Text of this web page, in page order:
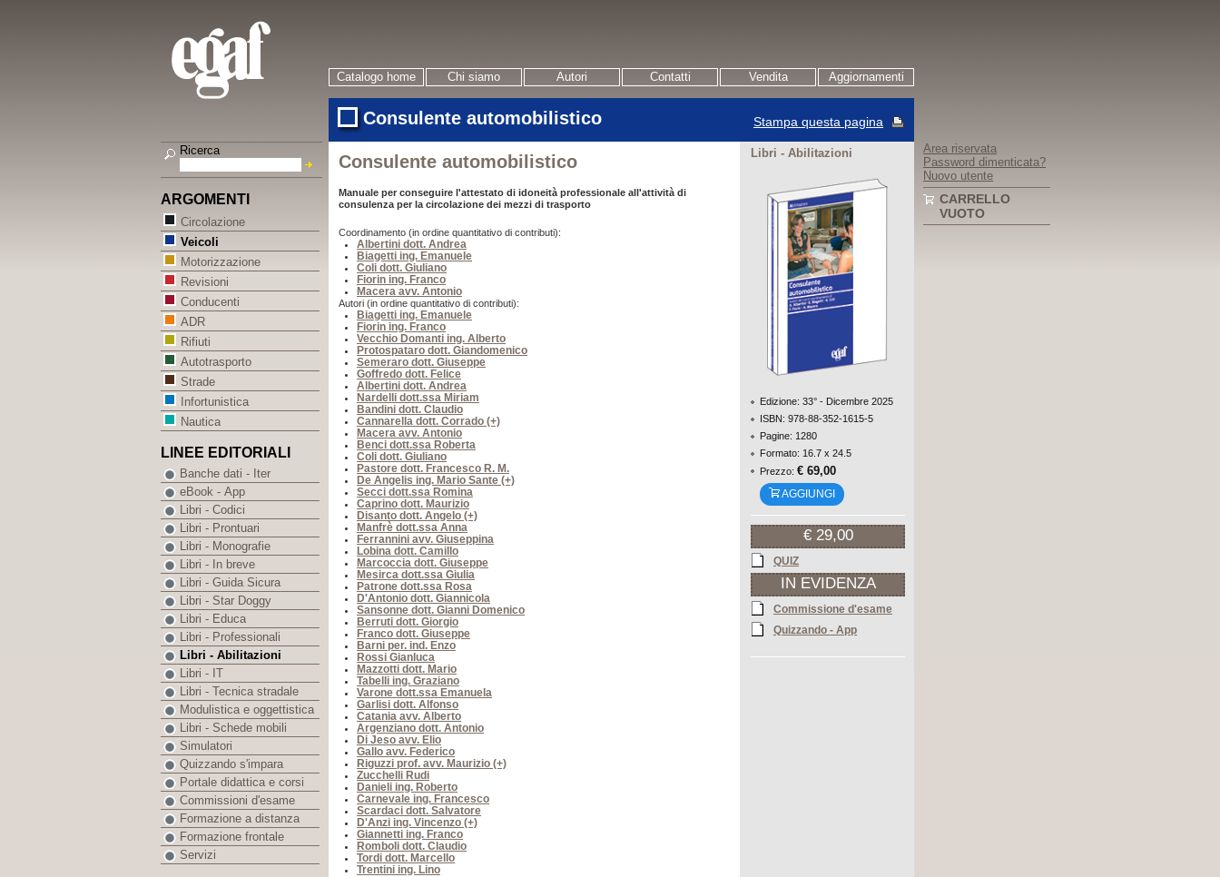
Catalogo home Chi siamo Autori Contatti Vendita Aggiornamenti
Consulente automobilistico Stampa questa pagina
Consulente automobilistico
Manuale per conseguire l'attestato di idoneità professionale all'attività di
consulenza per la circolazione dei mezzi di trasporto
Coordinamento (in ordine quantitativo di contributi):
Albertini dott. Andrea
Biagetti ing. Emanuele
Coli dott. Giuliano
Fiorin ing. Franco
Macera avv. Antonio
Autori (in ordine quantitativo di contributi):
Biagetti ing. Emanuele
Fiorin ing. Franco
Vecchio Domanti ing. Alberto
Protospataro dott. Giandomenico
Semeraro dott. Giuseppe
Goffredo dott. Felice
Albertini dott. Andrea
Nardelli dott.ssa Miriam
Bandini dott. Claudio
Cannarella dott. Corrado (+)
Macera avv. Antonio
Benci dott.ssa Roberta
Coli dott. Giuliano
Pastore dott. Francesco R. M.
De Angelis ing. Mario Sante (+)
Secci dott.ssa Romina
Caprino dott. Maurizio
Disanto dott. Angelo (+)
Manfrè dott.ssa Anna
Ferrannini avv. Giuseppina
Lobina dott. Camillo
Marcoccia dott. Giuseppe
Mesirca dott.ssa Giulia
Patrone dott.ssa Rosa
D'Antonio dott. Giannicola
Sansonne dott. Gianni Domenico
Berruti dott. Giorgio
Franco dott. Giuseppe
Barni per. ind. Enzo
Rossi Gianluca
Mazzotti dott. Mario
Tabelli ing. Graziano
Varone dott.ssa Emanuela
Garlisi dott. Alfonso
Catania avv. Alberto
Argenziano dott. Antonio
Di Jeso avv. Elio
Gallo avv. Federico
Riguzzi prof. avv. Maurizio (+)
Zucchelli Rudi
Danieli ing. Roberto
Carnevale ing. Francesco
Scardaci dott. Salvatore
D'Anzi ing. Vincenzo (+)
Giannetti ing. Franco
Romboli dott. Claudio
Tordi dott. Marcello
Trentini ing. Lino
Libri - Abilitazioni
Edizione: 33° - Dicembre 2025
ISBN: 978-88-352-1615-5
Pagine: 1280
Formato: 16.7 x 24.5
Prezzo: € 69,00
AGGIUNGI
€ 29,00
QUIZ
IN EVIDENZA
Commissione d'esame
Quizzando - App
Ricerca
ARGOMENTI
Circolazione
Veicoli
Motorizzazione
Revisioni
Conducenti
ADR
Rifiuti
Autotrasporto
Strade
Infortunistica
Nautica
LINEE EDITORIALI
Banche dati - Iter
eBook - App
Libri - Codici
Libri - Prontuari
Libri - Monografie
Libri - In breve
Libri - Guida Sicura
Libri - Star Doggy
Libri - Educa
Libri - Professionali
Libri - Abilitazioni
Libri - IT
Libri - Tecnica stradale
Modulistica e oggettistica
Libri - Schede mobili
Simulatori
Quizzando s'impara
Portale didattica e corsi
Commissioni d'esame
Formazione a distanza
Formazione frontale
Servizi
Area riservata
Password dimenticata?
Nuovo utente
CARRELLO
VUOTO